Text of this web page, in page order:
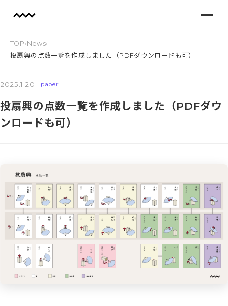
TOP› News›
投扇興の点数一覧を作成しました（PDFダウンロードも可）
2025.1.20 paper
投扇興の点数一覧を作成しました（PDFダウ
ンロードも可）